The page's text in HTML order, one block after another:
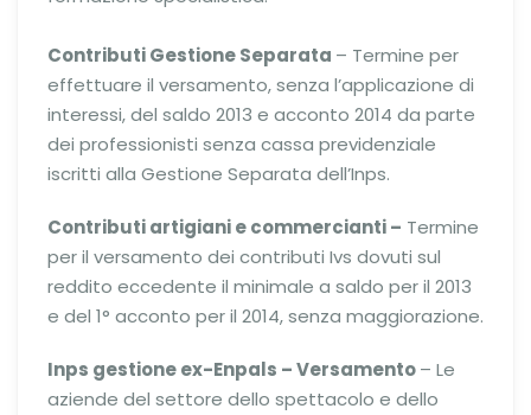
Contributi Gestione Separata – Termine per
effettuare il versamento, senza l’applicazione di
interessi, del saldo 2013 e acconto 2014 da parte
dei professionisti senza cassa previdenziale
iscritti alla Gestione Separata dell’Inps.
Contributi artigiani e commercianti – Termine
per il versamento dei contributi Ivs dovuti sul
reddito eccedente il minimale a saldo per il 2013
e del 1° acconto per il 2014, senza maggiorazione.
Inps gestione ex-Enpals – Versamento– Le
aziende del settore dello spettacolo e dello